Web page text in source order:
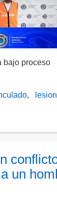
bajo proceso
un